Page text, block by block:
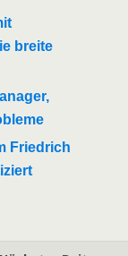
breite
Friedrich